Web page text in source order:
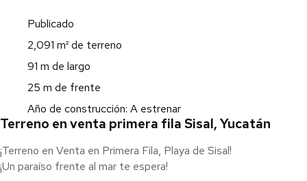
Publicado
2,091 m² de terreno
91 m de largo
25 m de frente
Año de construcción: A estrenar
Terreno en venta primera fila Sisal, Yucatán
¡Terreno en Venta en Primera Fila, Playa de Sisal!
¡Un paraíso frente al mar te espera!